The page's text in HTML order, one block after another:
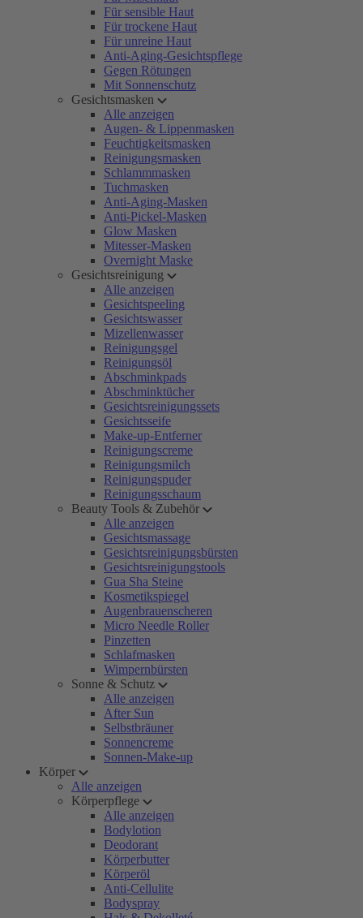
Für sensible Haut
Für trockene Haut
Für unreine Haut
Anti-Aging-Gesichtspflege
Gegen Rötungen
Mit Sonnenschutz
Gesichtsmasken
Alle anzeigen
Augen- & Lippenmasken
Feuchtigkeitsmasken
Reinigungsmasken
Schlammmasken
Tuchmasken
Anti-Aging-Masken
Anti-Pickel-Masken
Glow Masken
Mitesser-Masken
Overnight Maske
Gesichtsreinigung
Alle anzeigen
Gesichtspeeling
Gesichtswasser
Mizellenwasser
Reinigungsgel
Reinigungsöl
Abschminkpads
Abschminktücher
Gesichtsreinigungssets
Gesichtsseife
Make-up-Entferner
Reinigungscreme
Reinigungsmilch
Reinigungspuder
Reinigungsschaum
Beauty Tools & Zubehör
Alle anzeigen
Gesichtsmassage
Gesichtsreinigungsbürsten
Gesichtsreinigungstools
Gua Sha Steine
Kosmetikspiegel
Augenbrauenscheren
Micro Needle Roller
Pinzetten
Schlafmasken
Wimpernbürsten
Sonne & Schutz
Alle anzeigen
After Sun
Selbstbräuner
Sonnencreme
Sonnen-Make-up
Körper
Alle anzeigen
Körperpflege
Alle anzeigen
Bodylotion
Deodorant
Körperbutter
Körperöl
Anti-Cellulite
Bodyspray